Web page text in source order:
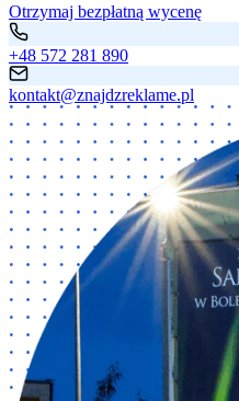
Otrzymaj bezpłatną wycenę
+48 572 281 890
kontakt@znajdzreklame.pl